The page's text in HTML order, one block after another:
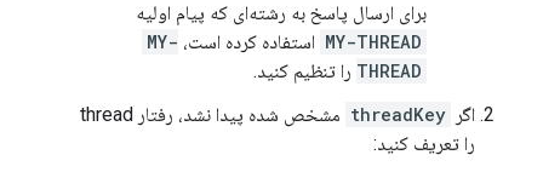
برای ارسال پاسخ به رشته‌ای که پیام اولیه
MY-THREAD استفاده کرده است، MY-
THREAD را تنظیم کنید.
اگر threadKey
مشخص شده پیدا نشد، رفتار thread
را تعریف کنید: